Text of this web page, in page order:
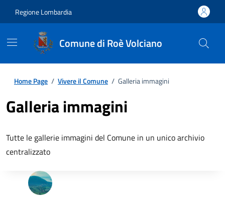
Regione Lombardia
Comune di Roè Volciano
Home Page / Vivere il Comune / Galleria immagini
Galleria immagini
Tutte le gallerie immagini del Comune in un unico archivio
centralizzato